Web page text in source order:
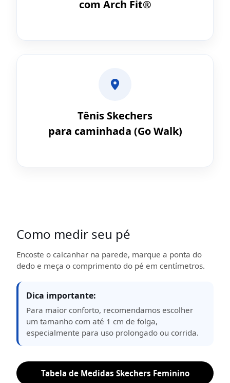
com Arch Fit®
Tênis Skechers
para caminhada (Go Walk)
Como medir seu pé
Encoste o calcanhar na parede, marque a ponta do
dedo e meça o comprimento do pé em centímetros.
Dica importante:
Para maior conforto, recomendamos escolher
um tamanho com até 1 cm de folga,
especialmente para uso prolongado ou corrida.
Tabela de Medidas Skechers Feminino